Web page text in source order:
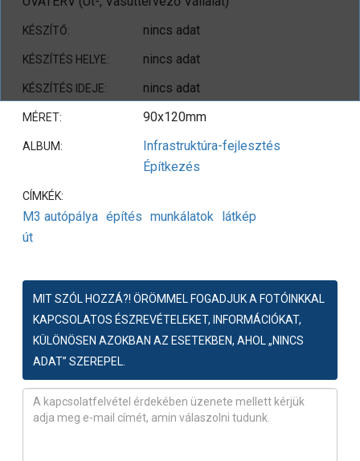
KÉSZÍTŐ: nincs adat
KÉSZÍTÉS HELYE: nincs adat
KÉSZÍTÉS IDEJE: nincs adat
MÉRET: 90x120mm
ALBUM:
Infrastruktúra-fejlesztés
Építkezés
CÍMKÉK:
M3 autópálya építés munkálatok
látkép
út
MIT SZÓL HOZZÁ?! ÖRÖMMEL FOGADJUK A FOTÓINKKAL
KAPCSOLATOS ÉSZREVÉTELEKET, INFORMÁCIÓKAT,
KÜLÖNÖSEN AZOKBAN AZ ESETEKBEN, AHOL „NINCS
ADAT” SZEREPEL.